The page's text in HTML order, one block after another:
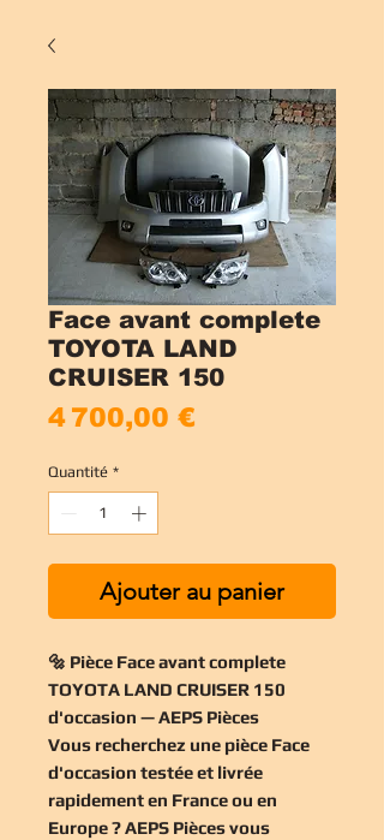
Face avant complete
TOYOTA LAND
CRUISER 150
4 700,00 €
Quantité *
Ajouter au panier
🔩 Pièce Face avant complete
TOYOTA LAND CRUISER 150
d'occasion — AEPS Pièces
Vous recherchez une pièce Face
d'occasion testée et livrée
rapidement en France ou en
Europe ? AEPS Pièces vous